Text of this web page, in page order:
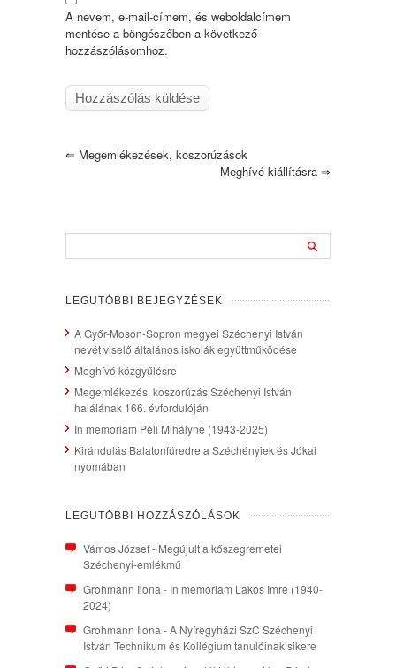
A nevem, e-mail-címem, és weboldalcímem
mentése a böngészőben a következő
hozzászólásomhoz.
⇐ Megemlékezések, koszorúzások
Meghívó kiállításra ⇒
LEGUTÓBBI BEJEGYZÉSEK
A Győr-Moson-Sopron megyei Széchenyi István
nevét viselő általános iskolák együttműködése
Meghívó közgyűlésre
Megemlékezés, koszorúzás Széchenyi István
halálának 166. évfordulóján
In memoriam Péli Mihályné (1943-2025)
Kirándulás Balatonfüredre a Széchényiek és Jókai
nyomában
LEGUTÓBBI HOZZÁSZÓLÁSOK
Vámos József- Megújult a kőszegremetei
Széchenyi-emlékmű
Grohmann Ilona - In memoriam Lakos Imre (1940-
2024)
Grohmann Ilona -A Nyíregyházi SzC Széchenyi
István Technikum és Kollégium tanulóinak sikere